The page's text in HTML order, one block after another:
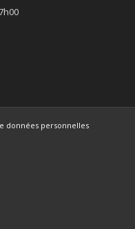
données personnelles